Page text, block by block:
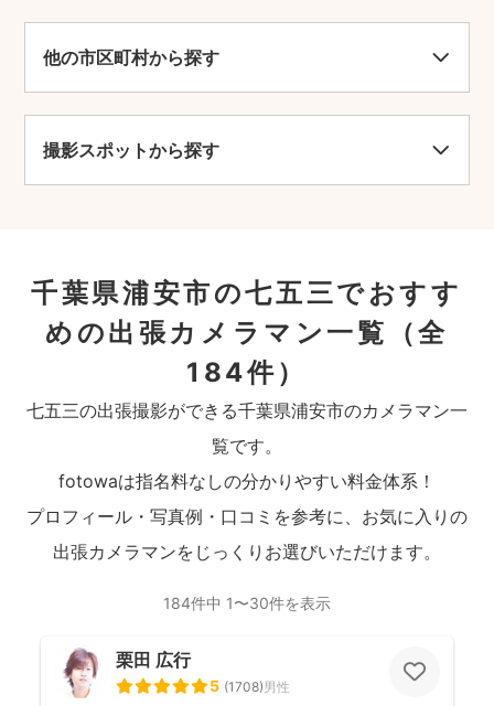
他の市区町村から探す
撮影スポットから探す
千葉県浦安市の七五三でおすす
めの出張カメラマン一覧
（全
184件）
七五三の出張撮影ができる千葉県浦安市のカメラマン一
覧です。
fotowaは指名料なしの分かりやすい料金体系！
プロフィール・写真例・口コミを参考に、お気に入りの
出張カメラマンをじっくりお選びいただけます。
184件中 1〜30件を表示
栗田 広行
5 (1708)男性